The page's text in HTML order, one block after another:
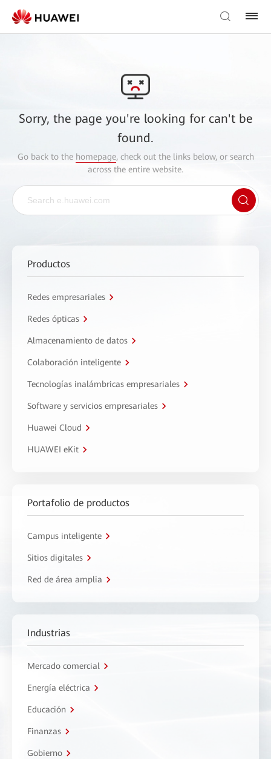
Sorry, the page you're looking for can't be
found.
Go back to the homepage, check out the links below, or search
across the entire website.
Productos
Redes empresariales
Redes ópticas
Almacenamiento de datos
Colaboración inteligente
Tecnologías inalámbricas empresariales
Software y servicios empresariales
Huawei Cloud
HUAWEI eKit
Portafolio de productos
Campus inteligente
Sitios digitales
Red de área amplia
Industrias
Mercado comercial
Energía eléctrica
Educación
Finanzas
Gobierno